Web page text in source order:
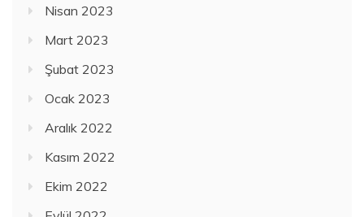
Nisan 2023
Mart 2023
Şubat 2023
Ocak 2023
Aralık 2022
Kasım 2022
Ekim 2022